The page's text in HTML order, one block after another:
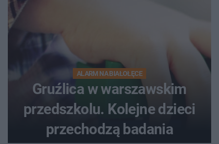
ALARM NA BIAŁOŁĘCE
Gruźlica w warszawskim
przedszkolu. Kolejne dzieci
przechodzą badania